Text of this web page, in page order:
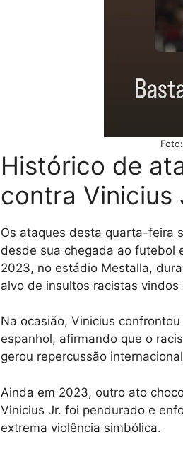
Histórico de
contra Vinicius
Os ataques desta quarta-feira
desde sua chegada ao futebol
2023, no estádio Mestalla,
alvo de insultos racistas
Na ocasião, Vinicius
espanhol, afirmando que o
gerou repercussão
Ainda em 2023, outro ato
Vinicius Jr. foi pendurado e
extrema violência simbólica.